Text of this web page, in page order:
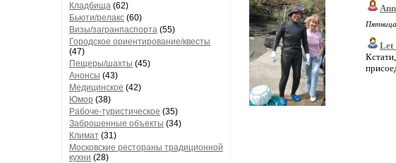
Кладбища (62)
Бьюти/релакс (60)
Визы/загранпаспорта (55)
Городское ориентирование/квесты
(47)
Пещеры/шахты (45)
Анонсы (43)
Медицинское (42)
Юмор (38)
Рабоче-туристическое (35)
Заброшенные объекты (34)
Климат (31)
Московские рестораны традиционной
кухни (28)